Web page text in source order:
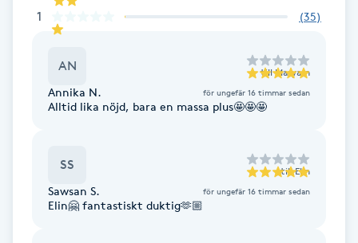
Hyaluronsyra
Hypnos
Hårbottenbehandling
1 (35)
AN till Maryam
Annika N. för ungefär 16 timmar sedan
Alltid lika nöjd, bara en massa plus🤩🤩🤩
SS till Elin
Sawsan S. för ungefär 16 timmar sedan
Elin🤗 fantastiskt duktig🫶🏼